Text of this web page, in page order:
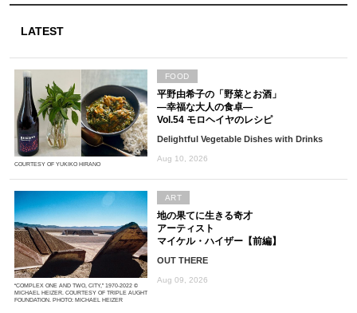
LATEST
COURTESY OF YUKIKO HIRANO
平野由希子の「野菜とお酒」
―幸福な大人の食卓―
Vol.54 モロヘイヤのレシピ
Delightful Vegetable Dishes with Drinks
Aug 10, 2026
FOOD
“COMPLEX ONE AND TWO, CITY,” 1970-2022 ©
MICHAEL HEIZER. COURTESY OF TRIPLE AUGHT
FOUNDATION. PHOTO: MICHAEL HEIZER
地の果てに生きる奇才
アーティスト
マイケル・ハイザー【前編】
OUT THERE
Aug 09, 2026
ART